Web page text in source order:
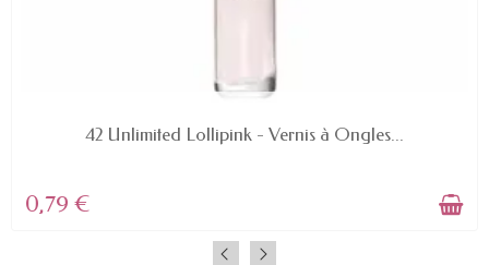
42 Unlimited Lollipink - Vernis à Ongles...
0,79 €